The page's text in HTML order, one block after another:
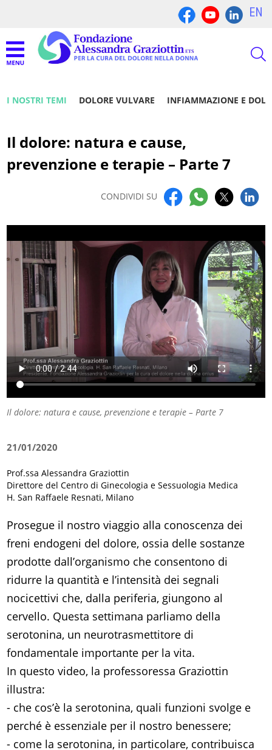
EN
I NOSTRI TEMI DOLORE VULVARE INFIAMMAZIONE E
Il dolore: natura e cause,
prevenzione e terapie – Parte 7
CONDIVIDI SU
Il dolore: natura e cause, prevenzione e terapie – Parte 7
21/01/2020
Prof.ssa Alessandra Graziottin
Direttore del Centro di Ginecologia e Sessuologia Medica
H. San Raffaele Resnati, Milano
Prosegue il nostro viaggio alla conoscenza dei
freni endogeni del dolore, ossia delle sostanze
prodotte dall’organismo che consentono di
ridurre la quantità e l’intensità dei segnali
nocicettivi che, dalla periferia, giungono al
cervello. Questa settimana parliamo della
serotonina, un neurotrasmettitore di
fondamentale importante per la vita.
In questo video, la professoressa Graziottin
illustra:
- che cos’è la serotonina, quali funzioni svolge e
perché è essenziale per il nostro benessere;
- come la serotonina, in particolare, contribuisca